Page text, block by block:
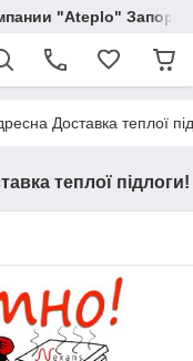
"Ateplo"
Доставка теплої
теплої підлоги!